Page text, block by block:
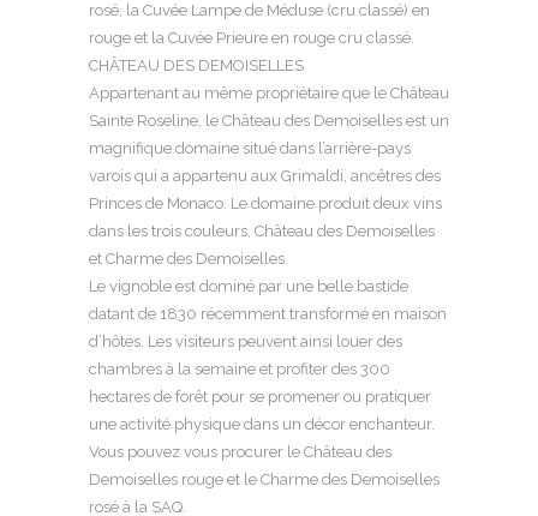
rosé, la Cuvée Lampe de Méduse (cru classé) en
rouge et la Cuvée Prieure en rouge cru classé.
CHÂTEAU DES DEMOISELLES
Appartenant au même propriétaire que le Château
Sainte Roseline, le Château des Demoiselles est un
magnifique domaine situé dans l’arrière-pays
varois qui a appartenu aux Grimaldi, ancêtres des
Princes de Monaco. Le domaine produit deux vins
dans les trois couleurs, Château des Demoiselles
et Charme des Demoiselles.
Le vignoble est dominé par une belle bastide
datant de 1830 récemment transformé en maison
d’hôtes. Les visiteurs peuvent ainsi louer des
chambres à la semaine et profiter des 300
hectares de forêt pour se promener ou pratiquer
une activité physique dans un décor enchanteur.
Vous pouvez vous procurer le Château des
Demoiselles rouge et le Charme des Demoiselles
rosé à la SAQ.